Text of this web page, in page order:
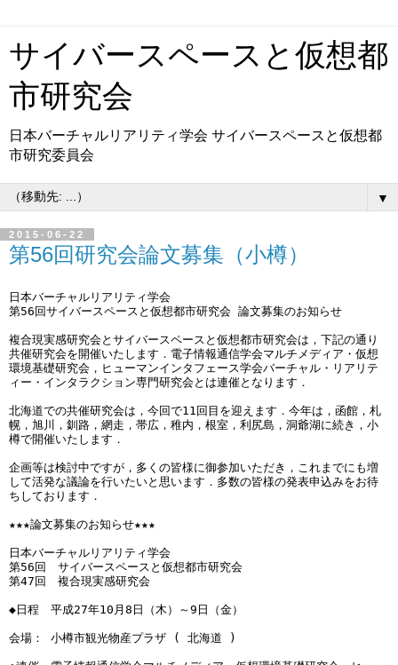
サイバースペースと仮想都
市研究会
日本バーチャルリアリティ学会 サイバースペースと仮想都
市研究委員会
▼
2015-06-22
第56回研究会論文募集（小樽）
日本バーチャルリアリティ学会
第56回サイバースペースと仮想都市研究会 論文募集のお知らせ
複合現実感研究会とサイバースペースと仮想都市研究会は，下記の通り
共催研究会を開催いたします．電子情報通信学会マルチメディア・仮想
環境基礎研究会，ヒューマンインタフェース学会バーチャル・リアリテ
ィー・インタラクション専門研究会とは連催となります．
北海道での共催研究会は，今回で11回目を迎えます．今年は，函館，札
幌，旭川，釧路，網走，帯広，稚内，根室，利尻島，洞爺湖に続き，小
樽で開催いたします．
企画等は検討中ですが，多くの皆様に御参加いただき，これまでにも増
して活発な議論を行いたいと思います．多数の皆様の発表申込みをお待
ちしております．
★★★論文募集のお知らせ★★★
日本バーチャルリアリティ学会
第56回　サイバースペースと仮想都市研究会
第47回　複合現実感研究会
◆日程　平成27年10月8日（木）～9日（金）
会場： 小樽市観光物産プラザ ( 北海道 )